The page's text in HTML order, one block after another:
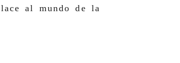
al mundo de la